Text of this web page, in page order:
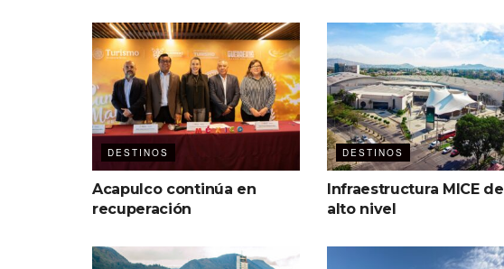
DESTINOS
Acapulco continúa en
recuperación
DESTINOS
Infraestructura MICE de
alto nivel